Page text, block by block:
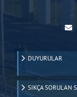
DUYURULAR
SIKÇA SORULAN